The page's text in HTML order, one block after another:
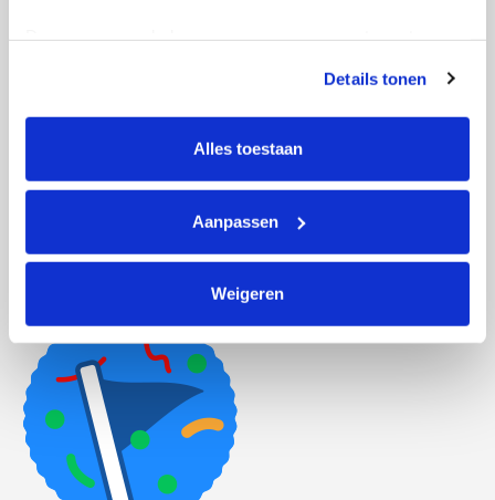
tonen. Je kunt je toestemming op elk moment wijzigen of
intrekken via Cookie instellingen onderaan de pagina. De
lijst met cookies is te vinden in het tabblad “details”.
Details tonen
Alles toestaan
Aanpassen
Weigeren
Aan eigen feest gedoneerd